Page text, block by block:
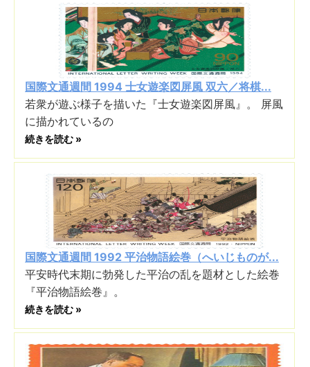
国際文通週間 1994 士女遊楽図屏風 双六／将棋...
若衆が遊ぶ様子を描いた『士女遊楽図屏風』。 屏風
に描かれているの
続きを読む »
国際文通週間 1992 平治物語絵巻（へいじものが...
平安時代末期に勃発した平治の乱を題材とした絵巻
『平治物語絵巻』。
続きを読む »